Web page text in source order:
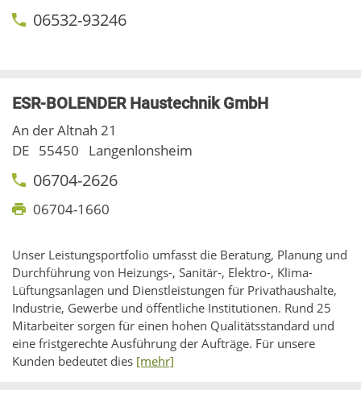
06532-93246
ESR-BOLENDER Haustechnik GmbH
An der Altnah 21
DE 55450 Langenlonsheim
06704-2626
06704-1660
Unser Leistungsportfolio umfasst die Beratung, Planung und
Durchführung von Heizungs-, Sanitär-, Elektro-, Klima-
Lüftungsanlagen und Dienstleistungen für Privathaushalte,
Industrie, Gewerbe und öffentliche Institutionen. Rund 25
Mitarbeiter sorgen für einen hohen Qualitätsstandard und
eine fristgerechte Ausführung der Aufträge. Für unsere
Kunden bedeutet dies [mehr]